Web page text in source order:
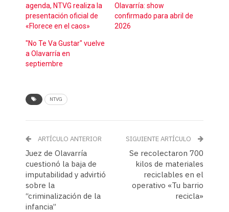
agenda, NTVG realiza la
presentación oficial de
«Florece en el caos»
Olavarría: show
confirmado para abril de
2026
"No Te Va Gustar" vuelve
a Olavarría en
septiembre
NTVG
ARTÍCULO ANTERIOR
Juez de Olavarría
cuestionó la baja de
imputabilidad y advirtió
sobre la
“criminalización de la
infancia”
SIGUIENTE ARTÍCULO
Se recolectaron 700
kilos de materiales
reciclables en el
operativo «Tu barrio
recicla»